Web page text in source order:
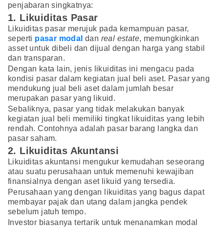
penjabaran singkatnya:
1. Likuiditas Pasar
Likuiditas pasar merujuk pada kemampuan pasar,
seperti pasar modal dan real estate, memungkinkan
asset untuk dibeli dan dijual dengan harga yang stabil
dan transparan.
Dengan kata lain, jenis likuiditas ini mengacu pada
kondisi pasar dalam kegiatan jual beli aset. Pasar yang
mendukung jual beli aset dalam jumlah besar
merupakan pasar yang likuid.
Sebaliknya, pasar yang tidak melakukan banyak
kegiatan jual beli memiliki tingkat likuiditas yang lebih
rendah. Contohnya adalah pasar barang langka dan
pasar saham.
2. Likuiditas Akuntansi
Likuiditas akuntansi mengukur kemudahan seseorang
atau suatu perusahaan untuk memenuhi kewajiban
finansialnya dengan aset likuid yang tersedia.
Perusahaan yang dengan likuiditas yang bagus dapat
membayar pajak dan utang dalam jangka pendek
sebelum jatuh tempo.
Investor biasanya tertarik untuk menanamkan modal